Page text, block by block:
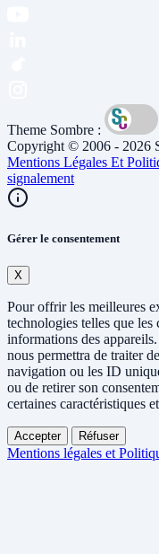
Theme Sombre :
Copyright © 2006 - 2026
Mentions Légales Et
signalement
Gérer le consentement
X
Pour offrir les meilleures
technologies telles que
informations des
nous permettra de traiter
navigation ou les ID
ou de retirer son
certaines caractéristiques
Accepter Réfuser
Mentions légales et